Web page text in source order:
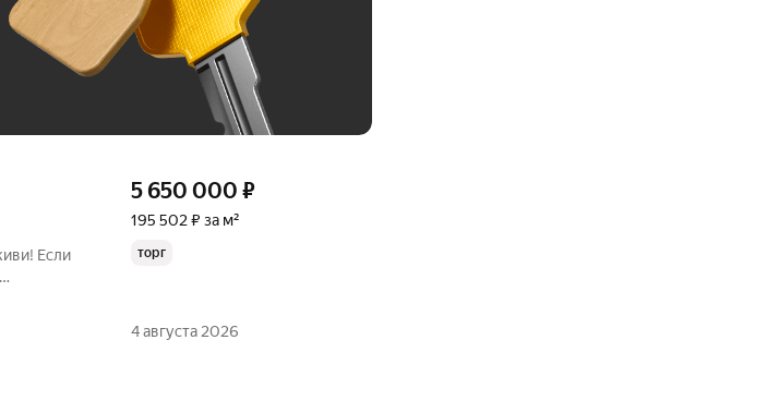
5 650 000 ₽
195 502 ₽ за м²
торг
4 августа 2026